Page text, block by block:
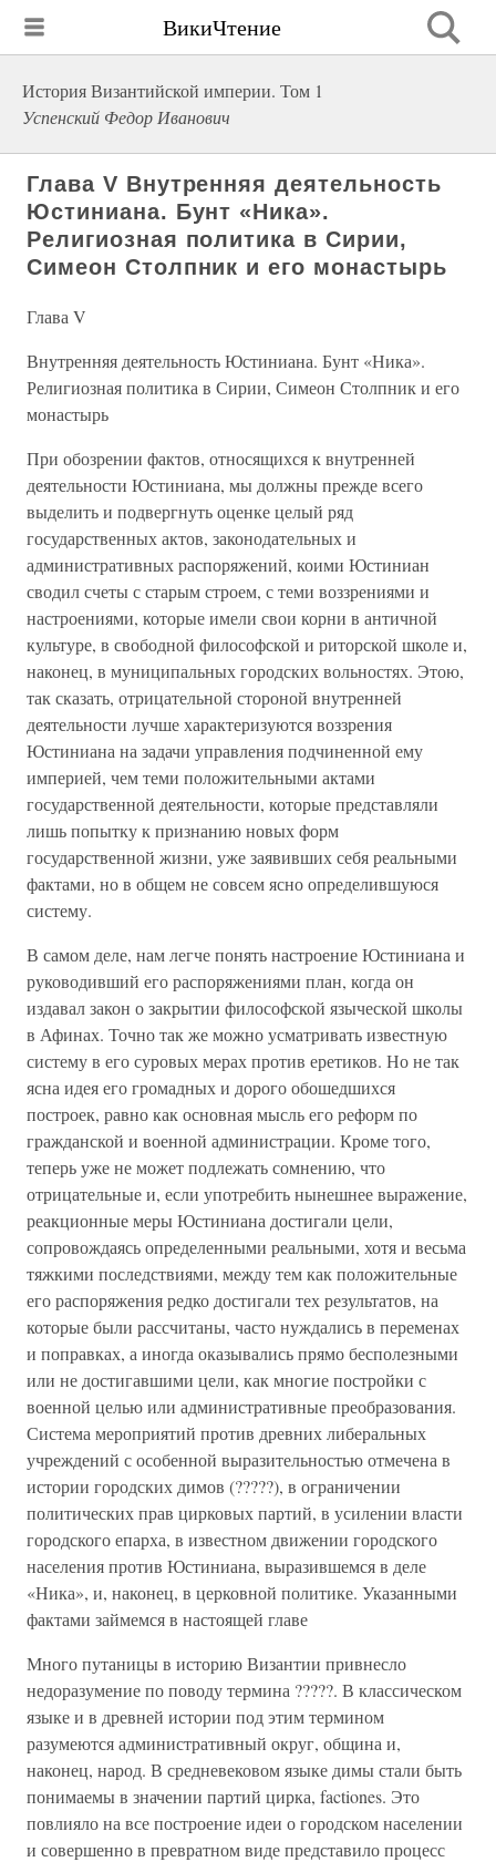
ВикиЧтение
История Византийской империи. Том 1
Успенский Федор Иванович
Глава V Внутренняя деятельность
Юстиниана. Бунт «Ника».
Религиозная политика в Сирии,
Симеон Столпник и его монастырь
Глава V
Внутренняя деятельность Юстиниана. Бунт «Ника».
Религиозная политика в Сирии, Симеон Столпник и его
монастырь
При обозрении фактов, относящихся к внутренней
деятельности Юстиниана, мы должны прежде всего
выделить и подвергнуть оценке целый ряд
государственных актов, законодательных и
административных распоряжений, коими Юстиниан
сводил счеты с старым строем, с теми воззрениями и
настроениями, которые имели свои корни в античной
культуре, в свободной философской и риторской школе и,
наконец, в муниципальных городских вольностях. Этою,
так сказать, отрицательной стороной внутренней
деятельности лучше характеризуются воззрения
Юстиниана на задачи управления подчиненной ему
империей, чем теми положительными актами
государственной деятельности, которые представляли
лишь попытку к признанию новых форм
государственной жизни, уже заявивших себя реальными
фактами, но в общем не совсем ясно определившуюся
систему.
В самом деле, нам легче понять настроение Юстиниана и
руководивший его распоряжениями план, когда он
издавал закон о закрытии философской языческой школы
в Афинах. Точно так же можно усматривать известную
систему в его суровых мерах против еретиков. Но не так
ясна идея его громадных и дорого обошедшихся
построек, равно как основная мысль его реформ по
гражданской и военной администрации. Кроме того,
теперь уже не может подлежать сомнению, что
отрицательные и, если употребить нынешнее выражение,
реакционные меры Юстиниана достигали цели,
сопровождаясь определенными реальными, хотя и весьма
тяжкими последствиями, между тем как положительные
его распоряжения редко достигали тех результатов, на
которые были рассчитаны, часто нуждались в переменах
и поправках, а иногда оказывались прямо бесполезными
или не достигавшими цели, как многие постройки с
военной целью или административные преобразования.
Система мероприятий против древних либеральных
учреждений с особенной выразительностью отмечена в
истории городских димов (?????), в ограничении
политических прав цирковых партий, в усилении власти
городского епарха, в известном движении городского
населения против Юстиниана, выразившемся в деле
«Ника», и, наконец, в церковной политике. Указанными
фактами займемся в настоящей главе
Много путаницы в историю Византии привнесло
недоразумение по поводу термина ?????. В классическом
языке и в древней истории под этим термином
разумеются административный округ, община и,
наконец, народ. В средневековом языке димы стали быть
понимаемы в значении партий цирка, factiones. Это
повлияло на все построение идеи о городском населении
и совершенно в превратном виде представило процесс